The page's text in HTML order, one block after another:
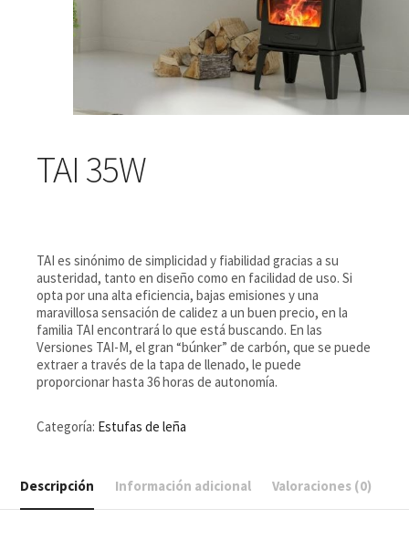
TAI 35W
TAI es sinónimo de simplicidad y fiabilidad gracias a su
austeridad, tanto en diseño como en facilidad de uso. Si
opta por una alta eficiencia, bajas emisiones y una
maravillosa sensación de calidez a un buen precio, en la
familia TAI encontrará lo que está buscando. En las
Versiones TAI-M, el gran “búnker” de carbón, que se puede
extraer a través de la tapa de llenado, le puede
proporcionar hasta 36 horas de autonomía.
Categoría: Estufas de leña
Descripción Información adicional Valoraciones (0)